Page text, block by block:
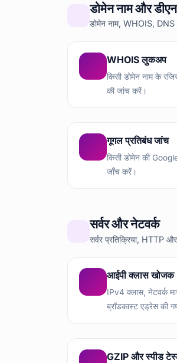
डोमेन नाम और
डोमेन नाम, WHOIS, DNS
WHOIS लुकअप
किसी डोमेन नाम के
की जांच करें।
गूगल प्रतिबंध जांच
किसी डोमेन की
जाँच करें।
सर्वर और नेटवर्क
सर्वर प्रतिक्रिया, HTTP
आईपी क्लास खोजक
IPv4 क्लास, नेटवर्क
ब्रॉडकास्ट एड्रेस की
GZIP और स्पीड